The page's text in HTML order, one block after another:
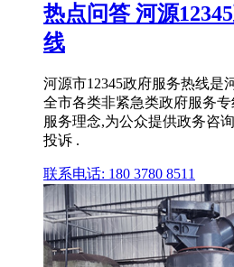
热点问答 河源
线
河源市12345政府服务热线是
全市各类非紧急类政府服务
服务理念,为公众提供政务咨
投诉 .
联系电话: 180 3780 8511